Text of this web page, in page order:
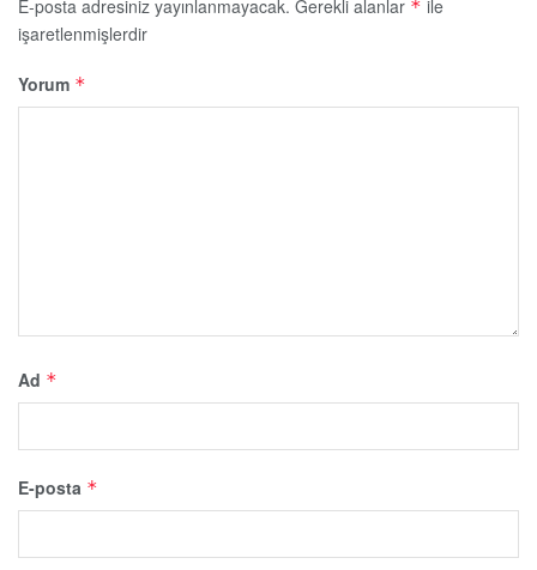
E-posta adresiniz yayınlanmayacak. Gerekli alanlar * ile
işaretlenmişlerdir
Yorum *
Ad *
E-posta *